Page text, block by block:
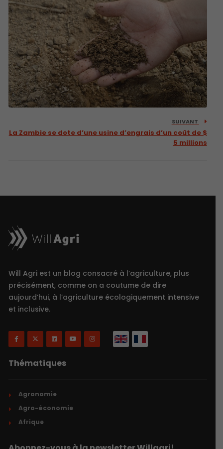
SUIVANT
La Zambie se dote d’une usine d’engrais d’un coût de $
5 millions
Will Agri est un blog consacré à l’agriculture, plus
précisément, comme on a coutume de dire
aujourd’hui, à l’agriculture écologiquement intensive
et inclusive.
Thématiques
Agronomie
Agro-économie
Afrique